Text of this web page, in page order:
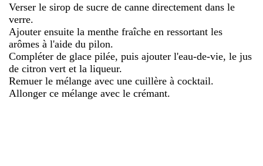
Verser le sirop de sucre de canne directement dans le
verre.
Ajouter ensuite la menthe fraîche en ressortant les
arômes à l'aide du pilon.
Compléter de glace pilée, puis ajouter l'eau-de-vie, le jus
de citron vert et la liqueur.
Remuer le mélange avec une cuillère à cocktail.
Allonger ce mélange avec le crémant.